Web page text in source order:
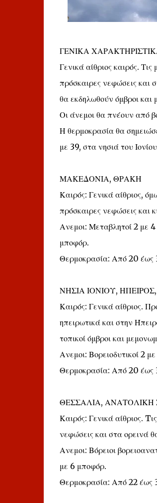
ΓΕΝΙΚΑ
Γενικά αίθριος καιρός.
πρόσκαιρες νεφώσεις και
θα εκδηλωθούν όμβροι και
Οι άνεμοι θα πνέουν από
Η θερμοκρασία θα
με 39, στα νησιά του
ΜΑΚΕΔΟΝΙΑ, ΘΡΑΚΗ
Καιρός: Γενικά αίθριος,
πρόσκαιρες νεφώσεις και
Ανεμοι: Μεταβλητοί 2 με
μποφόρ.
Θερμοκρασία: Από 20 έως
ΝΗΣΙΑ ΙΟΝΙΟΥ,
Καιρός: Γενικά αίθριος.
ηπειρωτικά και στην
τοπικοί όμβροι και
Ανεμοι: Βορειοδυτικοί 2
Θερμοκρασία: Από 20 έως
ΘΕΣΣΑΛΙΑ,
Καιρός: Γενικά αίθριος.
νεφώσεις και στα ορεινά
Ανεμοι: Βόρειοι
με 6 μποφόρ.
Θερμοκρασία: Από 22 έως